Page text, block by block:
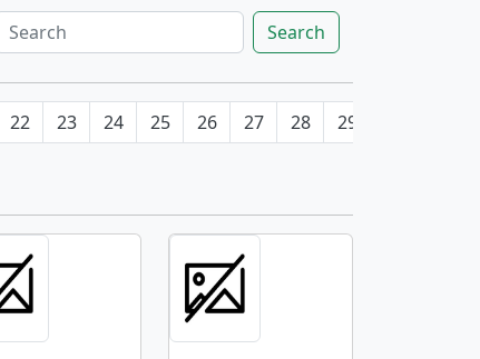
Search
22 23 24 25 26 27 28 29